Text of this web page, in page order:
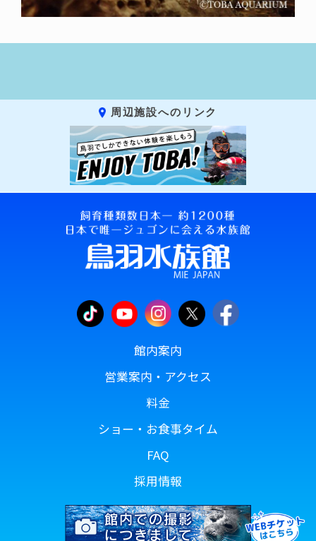
周辺施設へのリンク
館内案内
営業案内・アクセス
料金
ショー・お食事タイム
FAQ
採用情報